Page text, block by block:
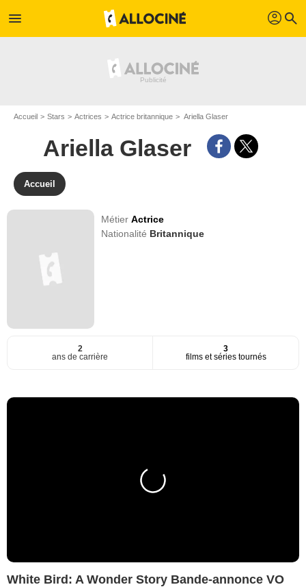
menu profil search
Accueil Stars Actrices Actrice britannique Ariella Glaser
Ariella Glaser
Accueil
MétierActrice
Nationalité Britannique
2
ans de carrière
3
films et séries tournés
White Bird: A Wonder Story Bande-annonce VO